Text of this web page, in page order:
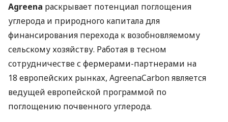
Agreena раскрывает потенциал поглощения
углерода и природного капитала для
финансирования перехода к возобновляемому
сельскому хозяйству. Работая в тесном
сотрудничестве с фермерами-партнерами на
18 европейских рынках, AgreenaCarbon является
ведущей европейской программой по
поглощению почвенного углерода.